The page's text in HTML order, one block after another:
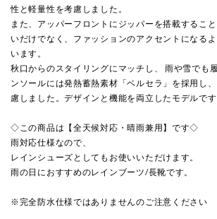
性と軽量性を考慮しました。
また、アッパーフロントにジッパーを搭載するこ
いだけでなく、ファッションのアクセントになる
います。
秋口からのスタイリングにマッチし、 雨や雪でも
ンソールには発熱蓄熱素材「ベルセラ」を採用し
慮しました。デザインと機能を両立したモデルです
◇この商品は【全天候対応・晴雨兼用】です◇
雨対応仕様なので、
レインシューズとしてもお使いいただけます。
雨の日におすすめのレインブーツ/長靴です。
※完全防水仕様ではありませんのご注意ください